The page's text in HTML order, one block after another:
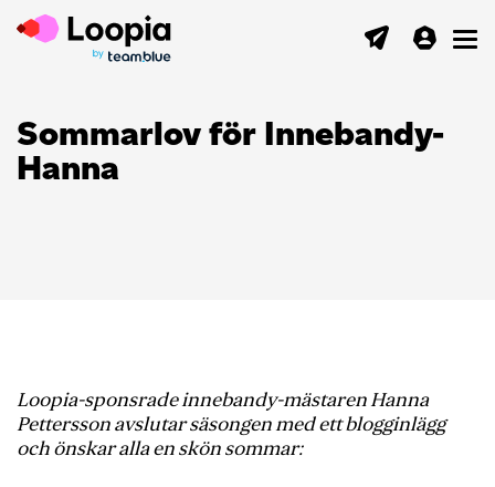
Sommarlov för Innebandy-
Hanna
Loopia-sponsrade innebandy-mästaren Hanna
Pettersson avslutar säsongen med ett blogginlägg
och önskar alla en skön sommar: